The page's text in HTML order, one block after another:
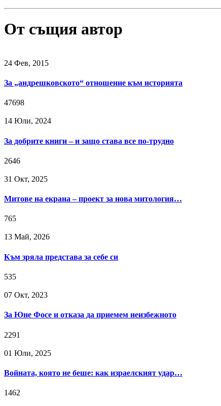
От същия автор
24 Фев, 2015
За „андрешковското“ отношение към историята
47698
14 Юли, 2024
За добрите книги – и защо става все по-трудно
2646
31 Окт, 2025
Митове на екрана – проект за нова митология…
765
13 Май, 2026
Към зряла представа за себе си
535
07 Окт, 2023
За Юне Фосе и отказа да приемем неизбежното
2291
01 Юли, 2025
Войната, която не беше: как израелският удар…
1462